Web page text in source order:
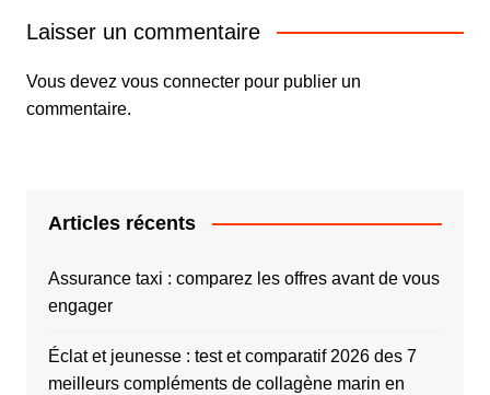
Laisser un commentaire
Vous devez vous connecterpour publier un
commentaire.
Articles récents
Assurance taxi : comparez les offres avant de vous
engager
Éclat et jeunesse : test et comparatif 2026 des 7
meilleurs compléments de collagène marin en